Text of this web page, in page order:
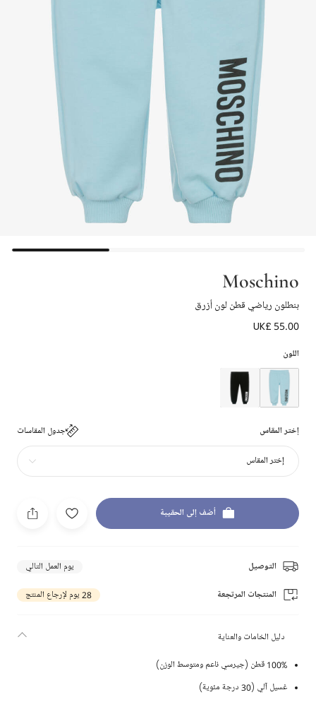
Moschino
بنطلون رياضي قطن لون أزرق
UK£ 55.00
اللون
إختر المقاس جدول المقاسات
إختر المقاس
أضف إلى الحقيبة
التوصيل يوم العمل التالي
المنتجات المرتجعة 28 يوم لإرجاع المنتج
دليل الخامات والعناية
100% قطن (جيرسي ناعم ومتوسط الوزن)
غسيل آلي (30 درجة مئوية)